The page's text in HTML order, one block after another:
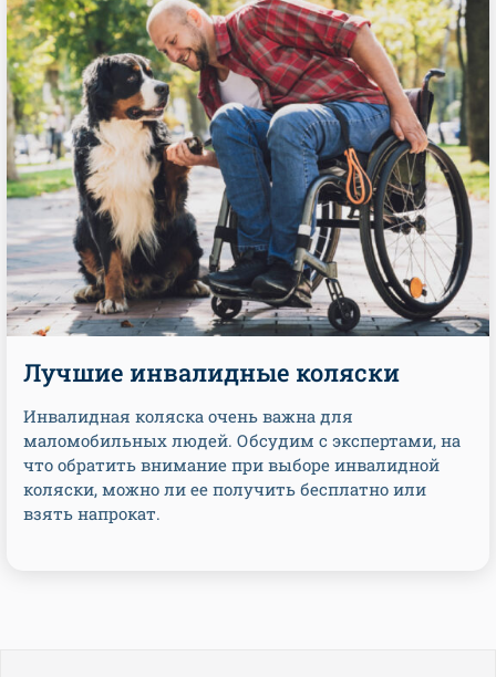
Лучшие инвалидные коляски
Инвалидная коляска очень важна для
маломобильных людей. Обсудим с экспертами, на
что обратить внимание при выборе инвалидной
коляски, можно ли ее получить бесплатно или
взять напрокат.